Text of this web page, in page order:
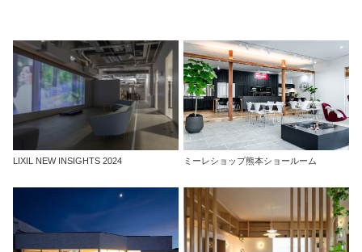
LIXIL NEW INSIGHTS 2024 ミーレショップ熊本ショールーム